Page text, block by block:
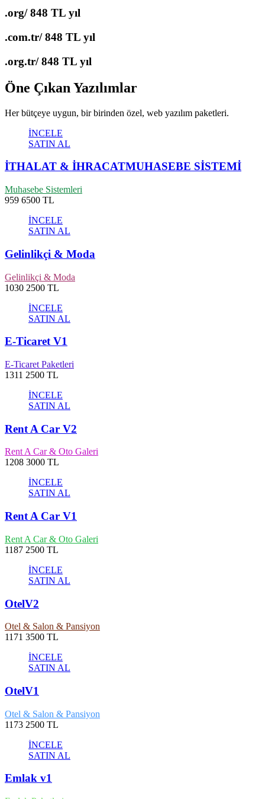
.org/848 TL yıl
.com.tr/848 TL yıl
.org.tr/848 TL yıl
Öne Çıkan Yazılımlar
Her bütçeye uygun, bir birinden özel, web yazılım paketleri.
İNCELE
SATIN AL
İTHALAT & İHRACATMUHASEBE SİSTEMİ
Muhasebe Sistemleri
959 6500 TL
İNCELE
SATIN AL
Gelinlikçi & Moda
Gelinlikçi & Moda
1030 2500 TL
İNCELE
SATIN AL
E-Ticaret V1
E-Ticaret Paketleri
1311 2500 TL
İNCELE
SATIN AL
Rent A Car V2
Rent A Car & Oto Galeri
1208 3000 TL
İNCELE
SATIN AL
Rent A Car V1
Rent A Car & Oto Galeri
1187 2500 TL
İNCELE
SATIN AL
OtelV2
Otel & Salon & Pansiyon
1171 3500 TL
İNCELE
SATIN AL
OtelV1
Otel & Salon & Pansiyon
1173 2500 TL
İNCELE
SATIN AL
Emlak v1